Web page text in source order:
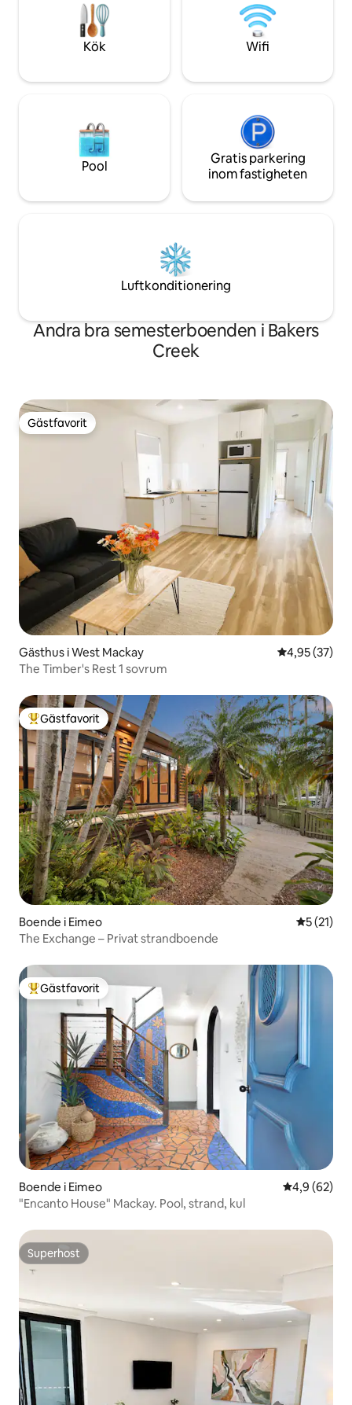
omedelbart förflyttad till en värld av
kustnära lycka. Boka din vistelse och
skapa oförglömliga minnen.
och vitalisering.
antingen havet
Kök Wifi
Pool
Gratis parkering
inom fastigheten
Luftkonditionering
Andra bra semesterboenden i Bakers
Creek
Gästfavorit
Gästfavorit
Gästhus i West Mackay 4,95 av 5 i
4,95 (37)
The Timber's Rest 1 sovrum
Populär gästfavorit
Gästfavorit
Boende i Eimeo 5 av 5 i
5 (21)
The Exchange – Privat strandboende
Populär gästfavorit
Gästfavorit
Boende i Eimeo 4,9 av 5 i
4,9 (62)
"Encanto House" Mackay. Pool, strand, kul
Superhost
Superhost